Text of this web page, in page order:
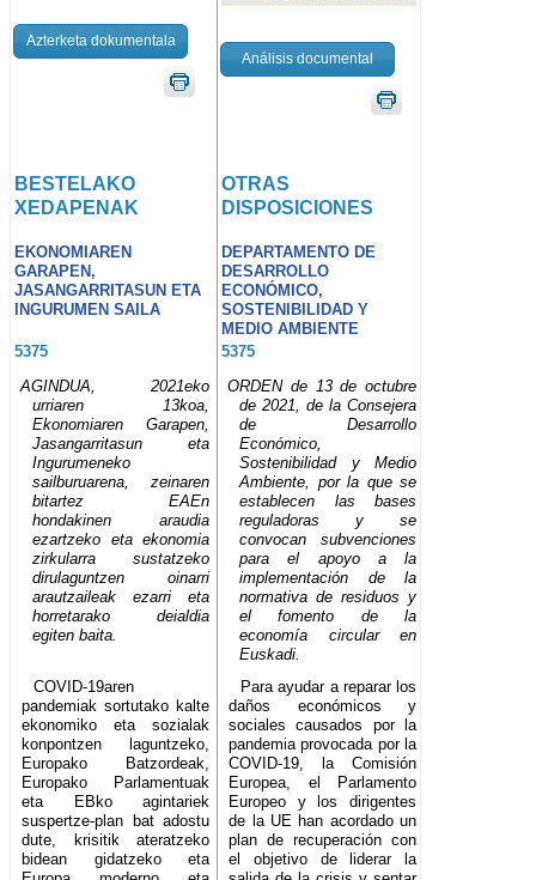
Azterketa dokumentala
Análisis documental
BESTELAKO
XEDAPENAK
OTRAS
DISPOSICIONES
EKONOMIAREN
GARAPEN,
JASANGARRITASUN ETA
INGURUMEN SAILA
DEPARTAMENTO DE
DESARROLLO
ECONÓMICO,
SOSTENIBILIDAD Y
MEDIO AMBIENTE
5375
5375
AGINDUA, 2021eko
urriaren 13koa,
Ekonomiaren Garapen,
Jasangarritasun eta
Ingurumeneko
sailburuarena, zeinaren
bitartez EAEn
hondakinen araudia
ezartzeko eta ekonomia
zirkularra sustatzeko
dirulaguntzen oinarri
arautzaileak ezarri eta
horretarako deialdia
egiten baita.
ORDEN de 13 de octubre
de 2021, de la Consejera
de Desarrollo
Económico,
Sostenibilidad y Medio
Ambiente, por la que se
establecen las bases
reguladoras y se
convocan subvenciones
para el apoyo a la
implementación de la
normativa de residuos y
el fomento de la
economía circular en
Euskadi.
COVID-19aren
pandemiak sortutako kalte
ekonomiko eta sozialak
konpontzen laguntzeko,
Europako Batzordeak,
Europako Parlamentuak
eta EBko agintariek
suspertze-plan bat adostu
dute, krisitik ateratzeko
bidean gidatzeko eta
Para ayudar a reparar los
daños económicos y
sociales causados por la
pandemia provocada por la
COVID-19, la Comisión
Europea, el Parlamento
Europeo y los dirigentes
de la UE han acordado un
plan de recuperación con
el objetivo de liderar la